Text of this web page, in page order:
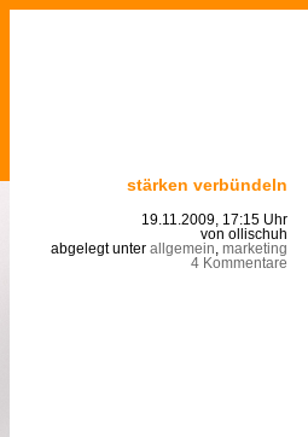
stärken verbündeln
19.11.2009, 17:15 Uhr
von ollischuh
abgelegt unter allgemein marketing
4 Kommentare